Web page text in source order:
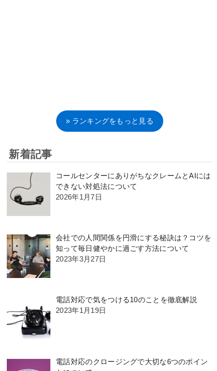
» ランキングをもっと見る
新着記事
コールセンターにありがちなクレームとAIには
できない対処法について
2026年1月7日
会社での人間関係を円滑にする秘訣は？コツを
知って毎日健やかに過ごす方法について
2023年3月27日
電話対応で気をつける10のことを徹底解説
2023年1月19日
電話対応のクロージングで大切な6つのポイン